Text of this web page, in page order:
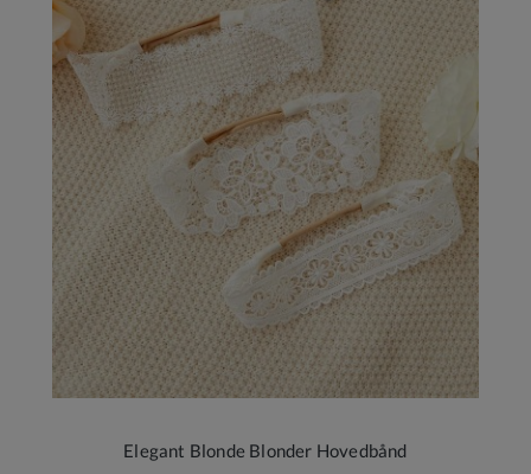
Elegant Blonde Blonder Hovedbånd